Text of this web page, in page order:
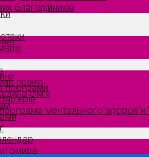
право
сім’я
благодійників
програми
ментального здоров’я